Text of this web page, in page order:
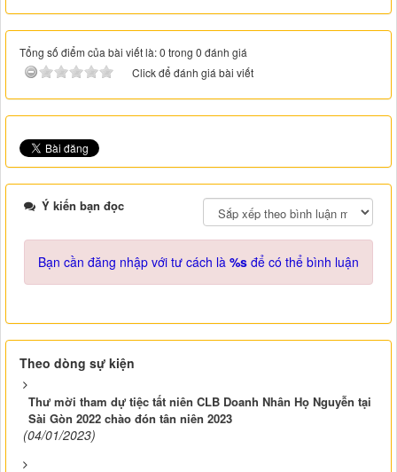
Tổng số điểm của bài viết là: 0 trong 0 đánh giá
Click để đánh giá bài viết
Ý kiến bạn đọc
Bạn cần đăng nhập với tư cách là %s để có thể bình luận
Theo dòng sự kiện
Thư mời tham dự tiệc tất niên CLB Doanh Nhân Họ Nguyễn tại
Sài Gòn 2022 chào đón tân niên 2023
(04/01/2023)